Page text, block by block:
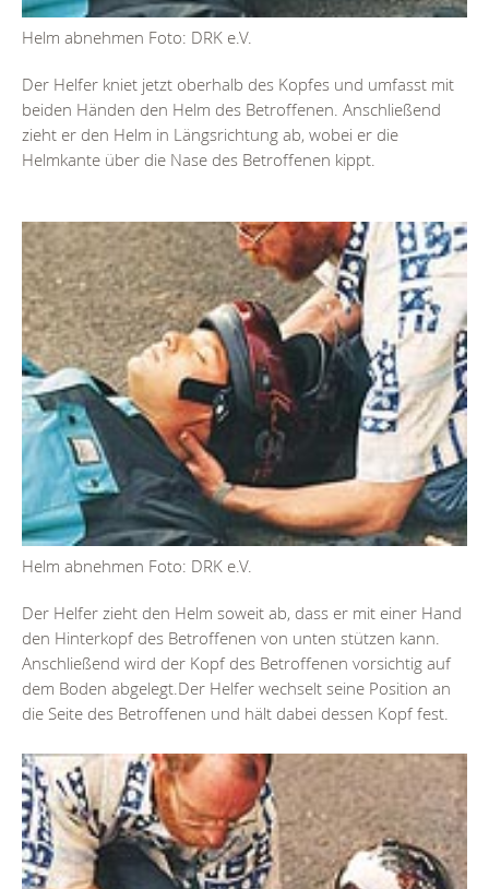
Helm abnehmen Foto: DRK e.V.
Der Helfer kniet jetzt oberhalb des Kopfes und umfasst mit
beiden Händen den Helm des Betroffenen. Anschließend
zieht er den Helm in Längsrichtung ab, wobei er die
Helmkante über die Nase des Betroffenen kippt.
Helm abnehmen Foto: DRK e.V.
Der Helfer zieht den Helm soweit ab, dass er mit einer Hand
den Hinterkopf des Betroffenen von unten stützen kann.
Anschließend wird der Kopf des Betroffenen vorsichtig auf
dem Boden abgelegt.Der Helfer wechselt seine Position an
die Seite des Betroffenen und hält dabei dessen Kopf fest.